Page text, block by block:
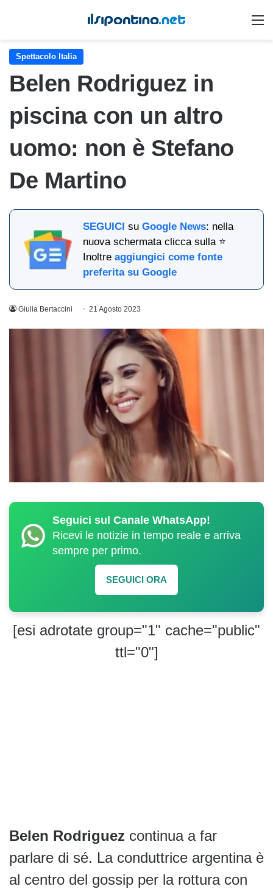
Spettacolo Italia
Belen Rodriguez in
piscina con un altro
uomo: non è Stefano
De Martino
SEGUICI suGoogle News: nella
nuova schermata clicca sulla ⭐
Inoltreaggiungici come fonte
preferita su Google
Giulia Bertaccini 21 Agosto 2023
Seguici sul Canale WhatsApp!
Ricevi le notizie in tempo reale e arriva
sempre per primo.
SEGUICI ORA
[esi adrotate group="1" cache="public"
ttl="0"]
Belen Rodriguez continua a far
parlare di sé. La conduttrice argentina è
al centro del gossip per la rottura con